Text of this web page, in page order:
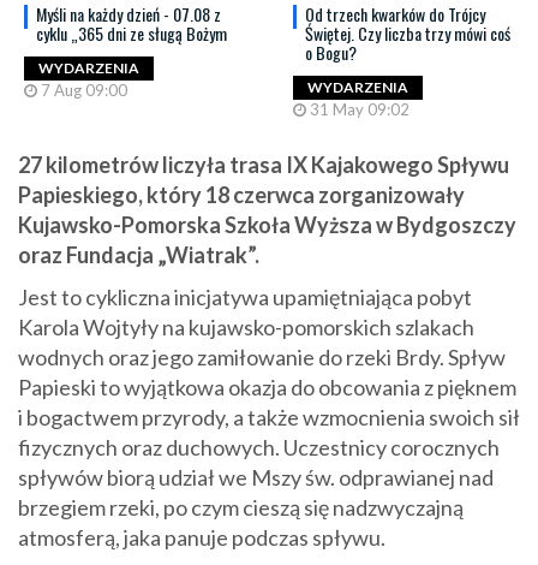
Myśli na każdy dzień - 07.08 z
cyklu „365 dni ze sługą Bożym
WYDARZENIA
7 Aug 09:00
Od trzech kwarków do Trójcy
Świętej. Czy liczba trzy mówi coś
o Bogu?
WYDARZENIA
31 May 09:02
27 kilometrów liczyła trasa IX Kajakowego Spływu
Papieskiego, który 18 czerwca zorganizowały
Kujawsko-Pomorska Szkoła Wyższa w Bydgoszczy
oraz Fundacja „Wiatrak”.
Jest to cykliczna inicjatywa upamiętniająca pobyt
Karola Wojtyły na kujawsko-pomorskich szlakach
wodnych oraz jego zamiłowanie do rzeki Brdy. Spływ
Papieski to wyjątkowa okazja do obcowania z pięknem
i bogactwem przyrody, a także wzmocnienia swoich sił
fizycznych oraz duchowych. Uczestnicy corocznych
spływów biorą udział we Mszy św. odprawianej nad
brzegiem rzeki, po czym cieszą się nadzwyczajną
atmosferą, jaka panuje podczas spływu.